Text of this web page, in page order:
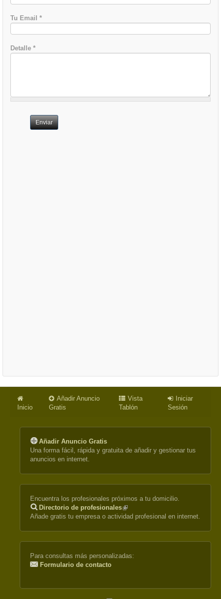
Tu Email *
Detalle *
Enviar
Inicio
Añadir Anuncio
Gratis
Vista
Tablón
Iniciar
Sesión
Añadir Anuncio Gratis
Una forma fácil, rápida y gratuita de añadir y gestionar tus
anuncios en internet.
Encuentra los profesionales próximos a tu domicilio.
Directorio de profesionales(link
is
Añade gratis tu empresa o actividad profesional en internet.
Para consultas más personalizadas:
Formulario de contacto